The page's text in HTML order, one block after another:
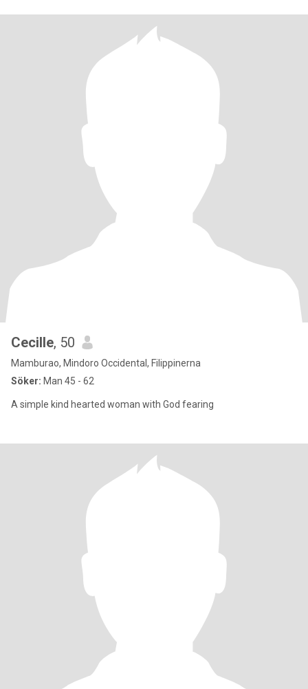
Cecille, 50
Mamburao, Mindoro Occidental, Filippinerna
Söker: Man 45 - 62
A simple kind hearted woman with God fearing